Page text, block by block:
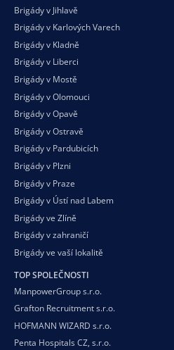
Brigády v Jihlavě
Brigády v Karlových Varech
Brigády v Kladně
Brigády v Liberci
Brigády v Mostě
Brigády v Olomouci
Brigády v Opavě
Brigády v Ostravě
Brigády v Pardubicích
Brigády v Plzni
Brigády v Praze
Brigády v Ústí nad Labem
Brigády ve Zlíně
Brigády v zahraničí
Brigády ve vaší lokalitě
TOP SPOLEČNOSTI
ManpowerGroup s.r.o.
Grafton Recruitment s.r.o.
HOFMANN WIZARD s.r.o.
Penta Hospitals CZ, s.r.o.